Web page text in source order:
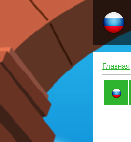
Главная